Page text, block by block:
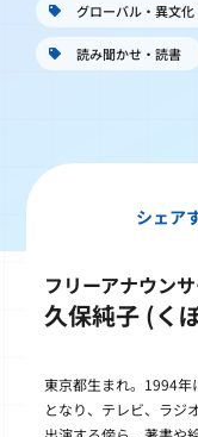
グローバル・異文化
読み聞かせ・読書
シェア
フリーアナウン
久保純子 (く
東京都生まれ。1994
となり、テレビ、ラジ